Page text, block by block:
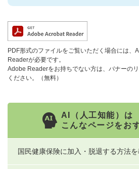
PDF形式のファイルをご覧いただく場合には、
Readerが必要です。
Adobe Readerをお持ちでない方は、バナーの
ください。（無料）
AI（人工知能）は
こんなページをお
国民健康保険に加入・脱退する方法を